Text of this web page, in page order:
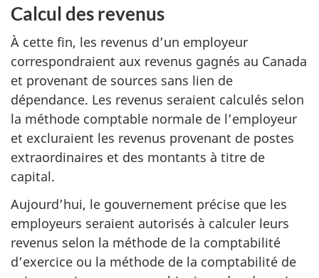
Calcul des revenus
À cette fin, les revenus d’un employeur
correspondraient aux revenus gagnés au Canada
et provenant de sources sans lien de
dépendance. Les revenus seraient calculés selon
la méthode comptable normale de l’employeur
et excluraient les revenus provenant de postes
extraordinaires et des montants à titre de
capital.
Aujourd’hui, le gouvernement précise que les
employeurs seraient autorisés à calculer leurs
revenus selon la méthode de la comptabilité
d’exercice ou la méthode de la comptabilité de